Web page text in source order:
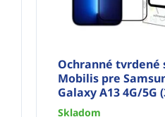
Ochranné tvrdené
Mobilis pre
Galaxy A13 4G/5G
Skladom